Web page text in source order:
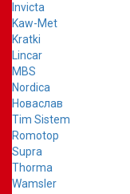
Invicta
Kaw-Met
Kratki
Lincar
MBS
Nordica
Новаслав
Tim Sistem
Romotop
Supra
Thorma
Wamsler